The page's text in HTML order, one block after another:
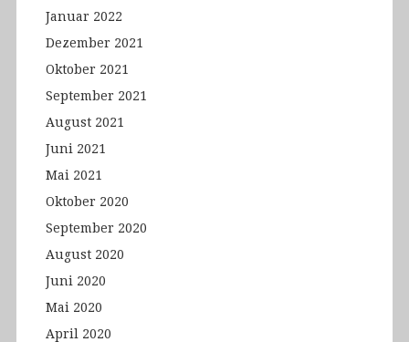
Januar 2022
Dezember 2021
Oktober 2021
September 2021
August 2021
Juni 2021
Mai 2021
Oktober 2020
September 2020
August 2020
Juni 2020
Mai 2020
April 2020